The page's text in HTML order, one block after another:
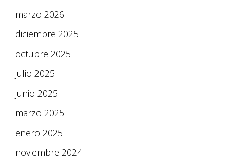
marzo 2026
diciembre 2025
octubre 2025
julio 2025
junio 2025
marzo 2025
enero 2025
noviembre 2024